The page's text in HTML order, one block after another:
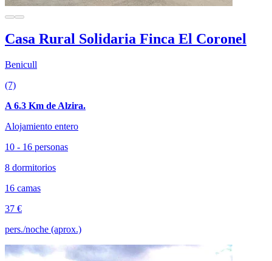
Casa Rural Solidaria Finca El Coronel
Benicull
(7)
A 6.3 Km de Alzira.
Alojamiento entero
10 - 16 personas
8 dormitorios
16 camas
37 €
pers./noche (aprox.)